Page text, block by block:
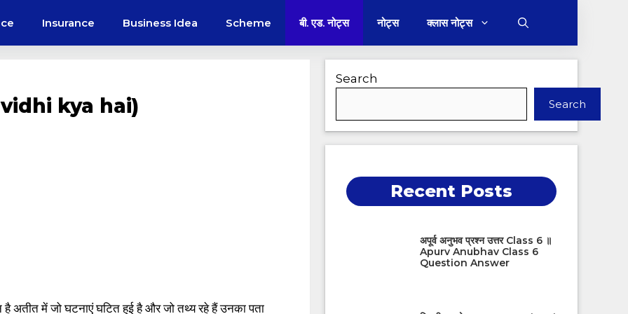
Insurance Business Idea Scheme बी. एड. नोट्स नोट्स क्लास नोट्स
vidhi kya hai)
अतीत में जो घटनाएं घटित हुई है और जो तथ्य रहे हैं उनका पता
Search
Search
Recent Posts
अपूर्व अनुभव प्रश्न उत्तर Class 6 ॥
Apurv Anubhav Class 6
Question Answer